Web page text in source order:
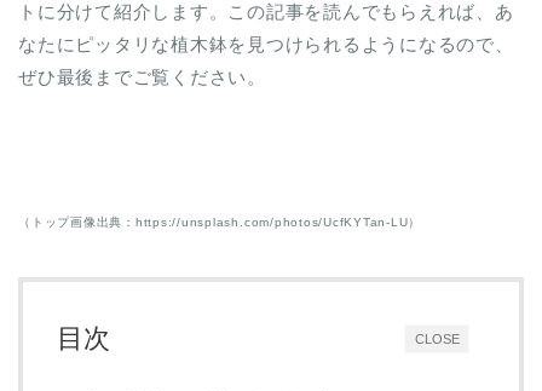
トに分けて紹介します。この記事を読んでもらえれば、あ
なたにピッタリな植木鉢を見つけられるようになるので、
ぜひ最後までご覧ください。
（トップ画像出典：https://unsplash.com/photos/UcfKYTan-LU）
CLOSE
目次